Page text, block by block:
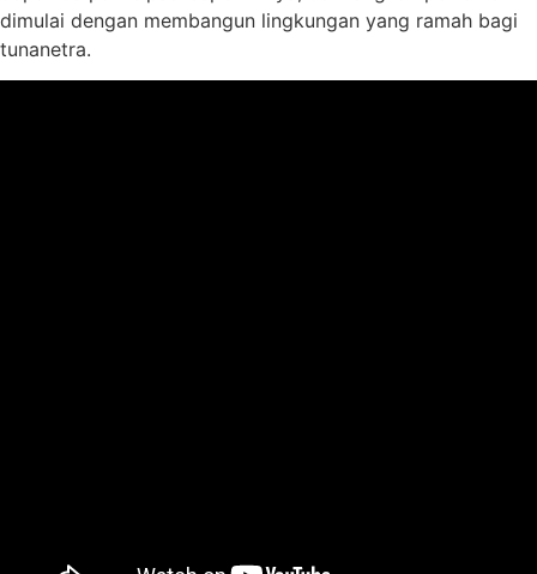
dimulai dengan membangun lingkungan yang ramah bagi
tunanetra.